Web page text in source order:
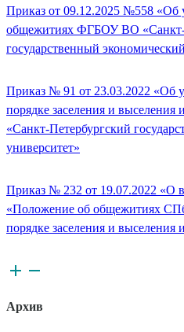
Приказ от 09.12.2025 №558 «Об
общежитиях ФГБОУ ВО «Санкт-
государственный
Приказ № 91 от 23.03.2022 «Об
порядке заселения и
«Санкт-Петербургский
университет»
Приказ № 232 от 19.07.2022 «О
«Положение об общежитиях
порядке заселения и
Архив